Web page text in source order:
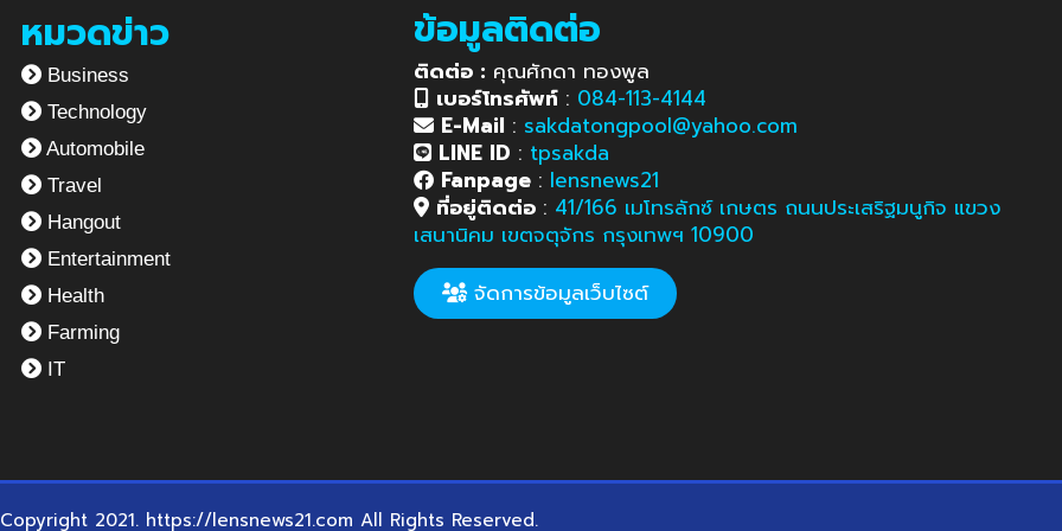
หมวดข่าว
Business
Technology
Automobile
Travel
Hangout
Entertainment
Health
Farming
IT
ข้อมูลติดต่อ
ติดต่อ : คุณศักดา ทองพูล
เบอร์โทรศัพท์ : 084-113-4144
E-Mail : sakdatongpool@yahoo.com
LINE ID : tpsakda
Fanpage : lensnews21
ที่อยู่ติดต่อ : 41/166 เมโทรลักซ์ เกษตร ถนนประเสริฐมนูกิจ แขวง
เสนานิคม เขตจตุจักร กรุงเทพฯ 10900
จัดการข้อมูลเว็บไซต์
2021. https://lensnews21.com All Rights Reserved.